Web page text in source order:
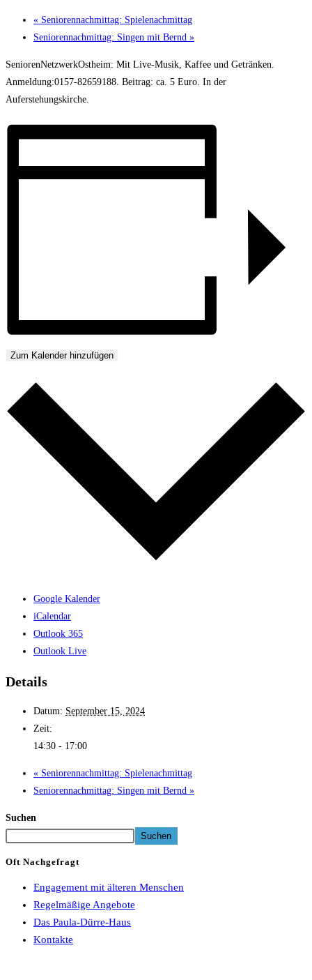
« Seniorennachmittag: Spielenachmittag
Seniorennachmittag: Singen mit Bernd »
SeniorenNetzwerkOstheim: Mit Live-Musik, Kaffee und Getränken.
Anmeldung:0157-82659188. Beitrag: ca. 5 Euro. In der
Auferstehungskirche.
Zum Kalender hinzufügen
Google Kalender
iCalendar
Outlook 365
Outlook Live
Details
Datum: September 15, 2024
Zeit:
14:30 - 17:00
« Seniorennachmittag: Spielenachmittag
Seniorennachmittag: Singen mit Bernd »
Suchen
Suchen
Oft Nachgefragt
Engagement mit älteren Menschen
Regelmäßige Angebote
Das Paula-Dürre-Haus
Kontakte